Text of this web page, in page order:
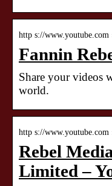
http s://www.youtube.com
Fannin
Share your videos
world.
http s://www.youtube.com
Rebel
Limited –